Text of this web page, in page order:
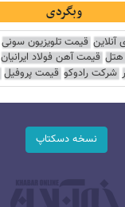
وبگردی
آنلاین قیمت تلویزیون سونی
هتل قیمت آهن فولاد ایرانیان
شرکت رادوکو قیمت پروفیل
نسخه دسکتاپ